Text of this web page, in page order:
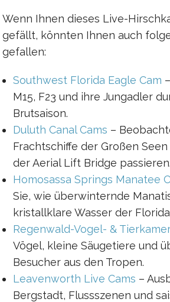
Wenn Ihnen dieses Live-
gefällt, könnten Ihnen auch
gefallen:
Southwest Florida Eagle Cam
M15, F23 und ihre Jungadler
Brutsaison.
Duluth Canal Cams –
Frachtschiffe der Großen
der Aerial Lift Bridge passieren.
Homosassa Springs Manatee
Sie, wie überwinternde
kristallklare Wasser der
Regenwald-Vogel- &
Vögel, kleine Säugetiere und
Besucher aus den Tropen.
Leavenworth Live Cams –
Bergstadt, Flussszenen und